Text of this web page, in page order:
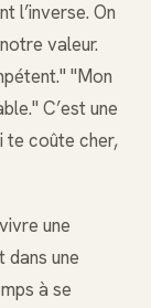
l’inverse. On
valeur.
"Mon
C’est une
te coûte cher,
une
dans une
à se